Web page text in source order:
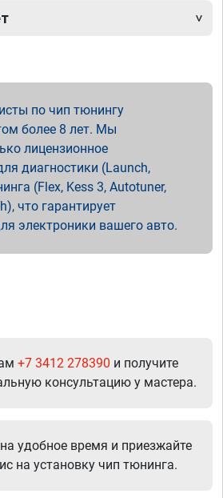
по чип тюнингу
более 8 лет. Мы
лицензионное
диагностики (Launch,
(Flex, Kess 3, Autotuner,
что гарантирует
электроники вашего авто.
+7 3412 278390 и получите
консультацию у мастера.
удобное время и приезжайте
на установку чип тюнинга.